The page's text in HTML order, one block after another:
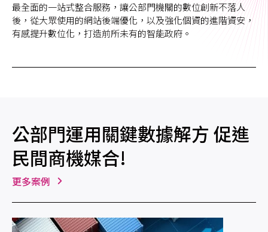
最全面的一站式整合服務，讓公部門機關的數位創新不落人
後，從大眾使用的網站後端優化，以及強化個資的進階資安，
有感提升數位化，打造前所未有的智能政府。
公部門運用關鍵數據解方 促進
民間商機媒合!
更多案例